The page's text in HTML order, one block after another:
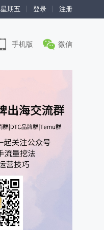
星期五 登录 注册
手机版 微信